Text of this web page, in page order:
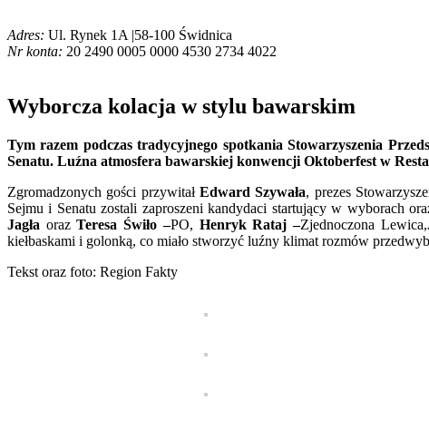
Adres: Ul. Rynek 1A |58-100 Świdnica
Nr konta: 20 2490 0005 0000 4530 2734 4022
Wyborcza kolacja w stylu bawarskim
Tym razem podczas tradycyjnego spotkania Stowarzyszenia
Senatu. Luźna atmosfera bawarskiej konwencji Oktoberfest w
Zgromadzonych gości przywitałEdward Szywała, prezes
Sejmu i Senatu zostali zaproszeni kandydaci startujący w wyborach
Jagła orazTeresa Świło –PO, Henryk Rataj –Zjednoczona Lewica,
kiełbaskami i golonką, co miało stworzyć luźny klimat rozmów
Tekst oraz foto: Region Fakty